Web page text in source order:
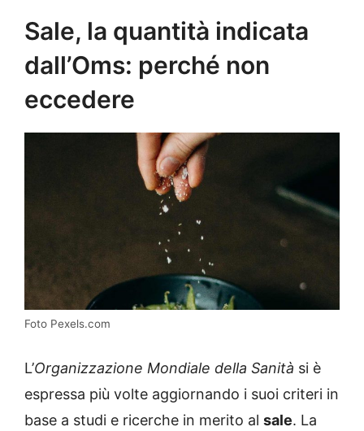
Sale, la quantità indicata
dall’Oms: perché non
eccedere
Foto Pexels.com
L’Organizzazione Mondiale della Sanità si è
espressa più volte aggiornando i suoi criteri in
base a studi e ricerche in merito al sale. La